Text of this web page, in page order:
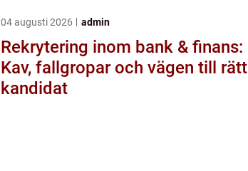
04 augusti 2026 admin
Rekrytering inom bank & finans:
Kav, fallgropar och vägen till rätt
kandidat